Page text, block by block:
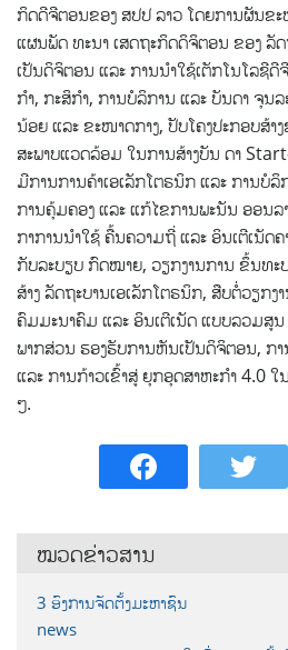
ກິດດີຈີຕອນຂອງ ສປປ ລາວ ໂດຍການຜັນຂ
ແຜນພັດ ທະນາ ເສດຖະກິດດິຈິຕອນ ຂອງ ລັ
ເປັນດິຈິຕອນ ແລະ ການນໍາໃຊ້ເຕັກໂນໂລຊີ
ກໍາ, ກະສິກໍາ, ການບໍລິການ ແລະ ບັນດາ ຈຸນ
ນ້ອຍ ແລະ ຂະໜາດກາງ, ປັບໂຄງປະກອບສ້າ
ສະພາບແວດລ້ອມ ໃນການສ້າງບັນ ດາ
ມີການການຄ້າເອເລັກໂຕຣນິກ ແລະ ການບໍ
ການຄຸ້ມຄອງ ແລະ ແກ້ໄຂການພະນັນ ອອນ
ກາການນໍາໃຊ້ ຄື້ນຄວາມຖີ່ ແລະ ອິນເຕີເນັດ
ກັບລະບຽບ ກົດໝາຍ, ວຽກງານການ ຂຶ້ນທ
ສ້າງ ລັດຖະບານເອເລັກໂຕຣນິກ, ສືບຕໍ່ວຽກ
ຄົມມະນາຄົມ ແລະ ອິນເຕີເນັດ ແບບລວມສູ
ພາກສ່ວນ ຮອງຮັບການຫັນເປັນດິຈິຕອນ, ກ
ແລະ ການກ້າວເຂົ້າສູ່ ຍຸກອຸດສາຫະກຳ 4.0
ໆ.
ໝວດຂ່າວສານ
3 ອົງການຈັດຕັ້ງມະຫາຊົນ
news